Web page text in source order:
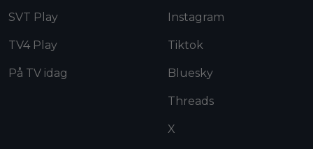
SVT Play
TV4 Play
På TV idag
Instagram
Tiktok
Bluesky
Threads
X